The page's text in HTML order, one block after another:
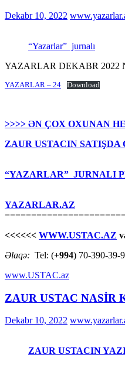
Dekabr 10, 2022
“Yazarlar” jurnalı
YAZARLAR DEKABR 2022
YAZARLAR – 24 Download
>>>> ƏN ÇOX OXUNAN
ZAUR USTACIN
“YAZARLAR” JURNALI
YAZARLAR.AZ
<<<<<< WWW.USTAC.AZ
Əlaqə: Tel: (+994) 70-390-
www.USTAC.az
ZAUR USTAC NASİR
Dekabr 10, 2022
ZAUR USTACIN